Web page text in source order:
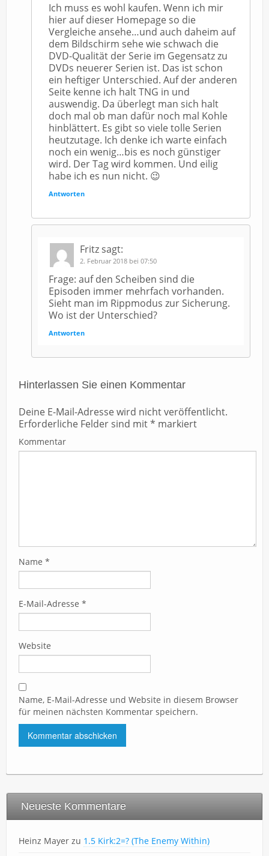
Ich muss es wohl kaufen. Wenn ich mir
hier auf dieser Homepage so die
Vergleiche ansehe…und auch daheim auf
dem Bildschirm sehe wie schwach die
DVD-Qualität der Serie im Gegensatz zu
DVDs neuerer Serien ist. Das ist schon
ein heftiger Unterschied. Auf der anderen
Seite kenne ich halt TNG in und
auswendig. Da überlegt man sich halt
doch mal ob man dafür noch mal Kohle
hinblättert. Es gibt so viele tolle Serien
heutzutage. Ich denke ich warte einfach
noch ein wenig…bis es noch günstiger
wird. Der Tag wird kommen. Und eilig
habe ich es nun nicht. 😉
Antworten
Fritz sagt:
2. Februar 2018 bei 07:50
Frage: auf den Scheiben sind die
Episoden immer mehrfach vorhanden.
Sieht man im Rippmodus zur Sicherung.
Wo ist der Unterschied?
Antworten
Hinterlassen Sie einen Kommentar
Deine E-Mail-Adresse wird nicht veröffentlicht.
Erforderliche Felder sind mit* markiert
Kommentar
Name *
E-Mail-Adresse *
Website
Name, E-Mail-Adresse und Website in diesem Browser
für meinen nächsten Kommentar speichern.
Neueste Kommentare
Heinz Mayer zu 1.5 Kirk:2=? (The Enemy Within)